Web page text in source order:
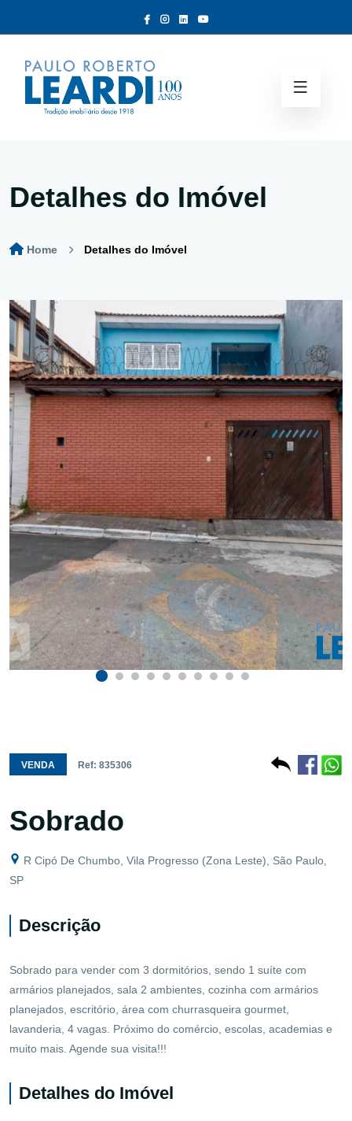
Detalhes do Imóvel
Home Detalhes do Imóvel
VENDA Ref: 835306
Sobrado
R Cipó De Chumbo, Vila Progresso (Zona Leste), São Paulo,
SP
Descrição
Sobrado para vender com 3 dormitórios, sendo 1 suíte com
armários planejados, sala 2 ambientes, cozinha com armários
planejados, escritório, área com churrasqueira gourmet,
lavanderia, 4 vagas. Próximo do comércio, escolas, academias e
muito mais. Agende sua visita!!!
Detalhes do Imóvel